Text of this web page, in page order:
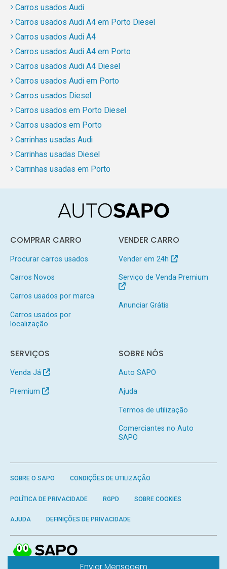
Enviar Mensagem
Carros usados Audi
Carros usados Audi A4 em Porto Diesel
Carros usados Audi A4
Carros usados Audi A4 em Porto
Carros usados Audi A4 Diesel
Carros usados Audi em Porto
Carros usados Diesel
Carros usados em Porto Diesel
Carros usados em Porto
Carrinhas usadas Audi
Carrinhas usadas Diesel
Carrinhas usadas em Porto
COMPRAR CARRO
Procurar carros usados
Carros Novos
Carros usados por marca
Carros usados por
localização
VENDER CARRO
Vender em 24h
Serviço de Venda Premium
Anunciar Grátis
SERVIÇOS
Venda Já
Premium
SOBRE NÓS
Auto SAPO
Ajuda
Termos de utilização
Comerciantes no Auto
SAPO
SOBRE O SAPO CONDIÇÕES DE UTILIZAÇÃO
POLÍTICA DE PRIVACIDADE RGPD SOBRE COOKIES
AJUDA DEFINIÇÕES DE PRIVACIDADE